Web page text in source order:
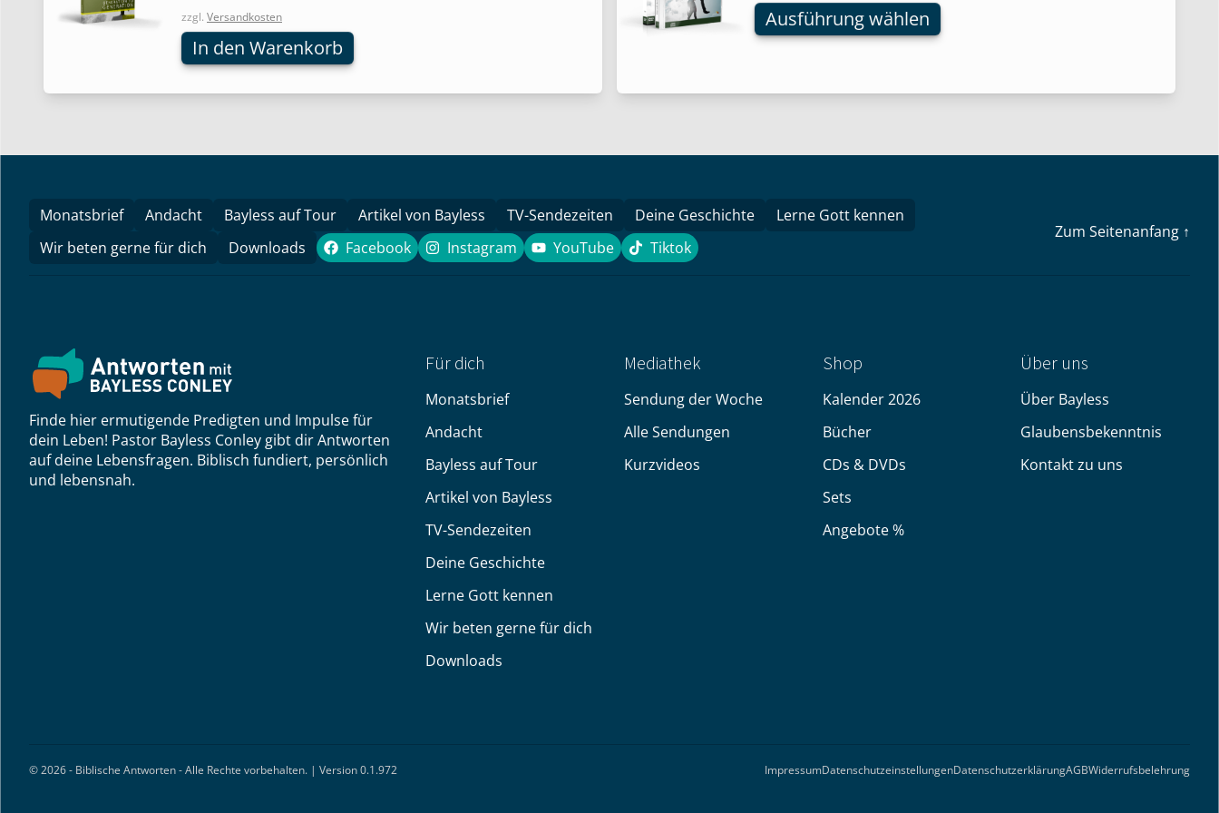
zzgl. Versandkosten
In den Warenkorb
Ausführung wählen
auf.
Die
Produktseite
Monatsbrief Andacht Bayless auf Tour Artikel von Bayless TV-Sendezeiten Deine Geschichte
Lerne Gott kennen
Wir beten gerne für dich
Downloads Facebook
Facebook Instagram
Instagram YouTube
YouTube Tiktok
Tiktok
Zum Seitenanfang ↑
Finde hier ermutigende Predigten und Impulse für
dein Leben! Pastor Bayless Conley gibt dir Antworten
auf deine Lebensfragen. Biblisch fundiert, persönlich
und lebensnah.
Für dich
Monatsbrief
Andacht
Bayless auf Tour
Artikel von Bayless
TV-Sendezeiten
Deine Geschichte
Lerne Gott kennen
Wir beten gerne für dich
Downloads
Mediathek
Sendung der Woche
Alle Sendungen
Kurzvideos
Shop
Kalender 2026
Bücher
CDs & DVDs
Sets
Angebote %
Über uns
Über Bayless
Glaubensbekenntnis
Kontakt zu uns
© 2026 - Biblische Antworten - Alle Rechte vorbehalten. | Version 0.1.972 ImpressumDatenschutzeinstellungenDatenschutzerklärungAGBWiderrufsbelehrung